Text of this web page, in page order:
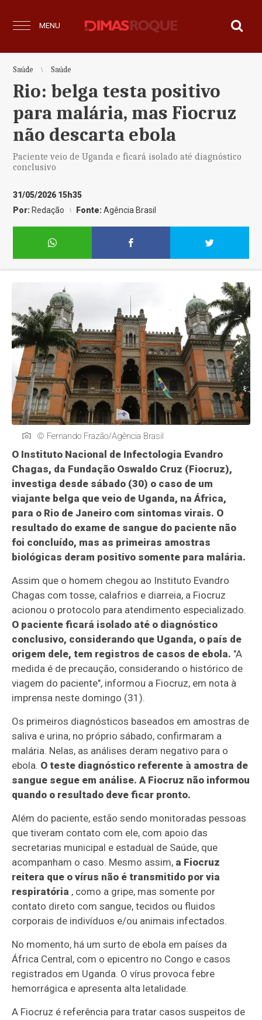
MENU
Saúde Saúde
Rio: belga testa positivo
para malária, mas Fiocruz
não descarta ebola
Paciente veio de Uganda e ficará isolado até diagnóstico
conclusivo
31/05/2026 15h35
Por: Redação Fonte:Agência Brasil
© Fernando Frazão/Agência Brasil
O Instituto Nacional de Infectologia Evandro
Chagas, da Fundação Oswaldo Cruz (Fiocruz),
investiga desde sábado (30) o caso de um
viajante belga que veio de Uganda, na África,
para o Rio de Janeiro com sintomas virais. O
resultado do exame de sangue do paciente não
foi concluído, mas as primeiras amostras
biológicas deram positivo somente para malária.
Assim que o homem chegou ao Instituto Evandro
Chagas com tosse, calafrios e diarreia, a Fiocruz
acionou o protocolo para atendimento especializado.
O paciente ficará isolado até o diagnóstico
conclusivo, considerando que Uganda, o país de
origem dele, tem registros de casos de ebola. "A
medida é de precaução, considerando o histórico de
viagem do paciente", informou a Fiocruz, em nota à
imprensa neste domingo (31).
Os primeiros diagnósticos baseados em amostras de
saliva e urina, no próprio sábado, confirmaram a
malária. Nelas, as análises deram negativo para o
ebola. O teste diagnóstico referente à amostra de
sangue segue em análise. A Fiocruz não informou
quando o resultado deve ficar pronto.
Além do paciente, estão sendo monitoradas pessoas
que tiveram contato com ele, com apoio das
secretarias municipal e estadual de Saúde, que
acompanham o caso. Mesmo assim, a Fiocruz
reitera que o vírus não é transmitido por via
respiratória , como a gripe, mas somente por
contato direto com sangue, tecidos ou fluidos
corporais de indivíduos e/ou animais infectados.
No momento, há um surto de ebola em países da
África Central, com o epicentro no Congo e casos
registrados em Uganda. O vírus provoca febre
hemorrágica e apresenta alta letalidade.
A Fiocruz é referência para tratar casos suspeitos de